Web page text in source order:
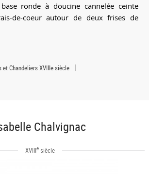
ronde à doucine cannelée ceinte
de-coeur autour de deux frises de
et Chandeliers XVIIIe siècle
Chalvignac
XVIIIe siècle